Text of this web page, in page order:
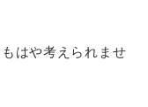
はや考えられませ